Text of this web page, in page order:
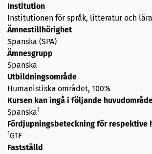
Institution
Institutionen för språk, litteratur och
Ämnestillhörighet
Spanska (SPA)
Ämnesgrupp
Spanska
Utbildningsområde
Humanistiska området, 100%
Kursen kan ingå i följande
Spanska1
Fördjupningsbeteckning för respektive
1G1F
Fastställd